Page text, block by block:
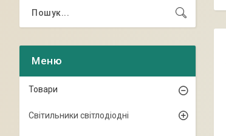
Товари
Світильники світлодіодні